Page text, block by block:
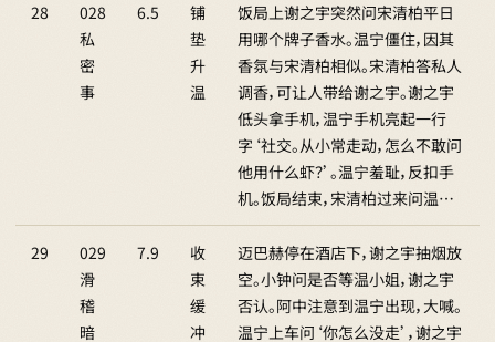
28
028
私
密
事
6.5
铺
垫
升
温
饭局上谢之宇突然问宋清柏平日
用哪个牌子香水。温宁僵住，因其
香氛与宋清柏相似。宋清柏答私人
调香，可让人带给谢之宇。谢之宇
低头拿手机，温宁手机亮起一行
字‘社交。从小常走动，怎么不敢问
他用什么虾？’。温宁羞耻，反扣手
机。饭局结束，宋清柏过来问温…
29
029
滑
稽
暗
7.9
收
束
缓
冲
迈巴赫停在酒店下，谢之宇抽烟放
空。小钟问是否等温小姐，谢之宇
否认。阿中注意到温宁出现，大喊。
温宁上车问‘你怎么没走’，谢之宇